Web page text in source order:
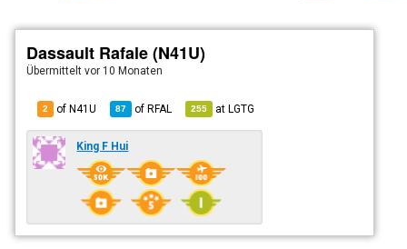
Dassault Rafale (N41U)
Übermitteltvor 10 Monaten
2 of N41U 87 ofRFAL 255 atLGTG
King F Hui